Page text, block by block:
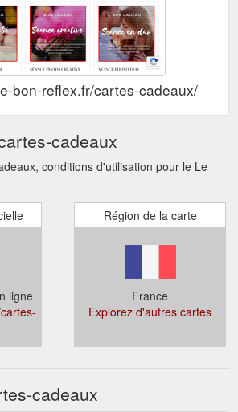
bon-reflex.fr/cartes-cadeaux/
cadeaux
conditions d'utilisation pour le Le
ligne
Région de la carte
France
Explorez d'autres cartes
cadeaux